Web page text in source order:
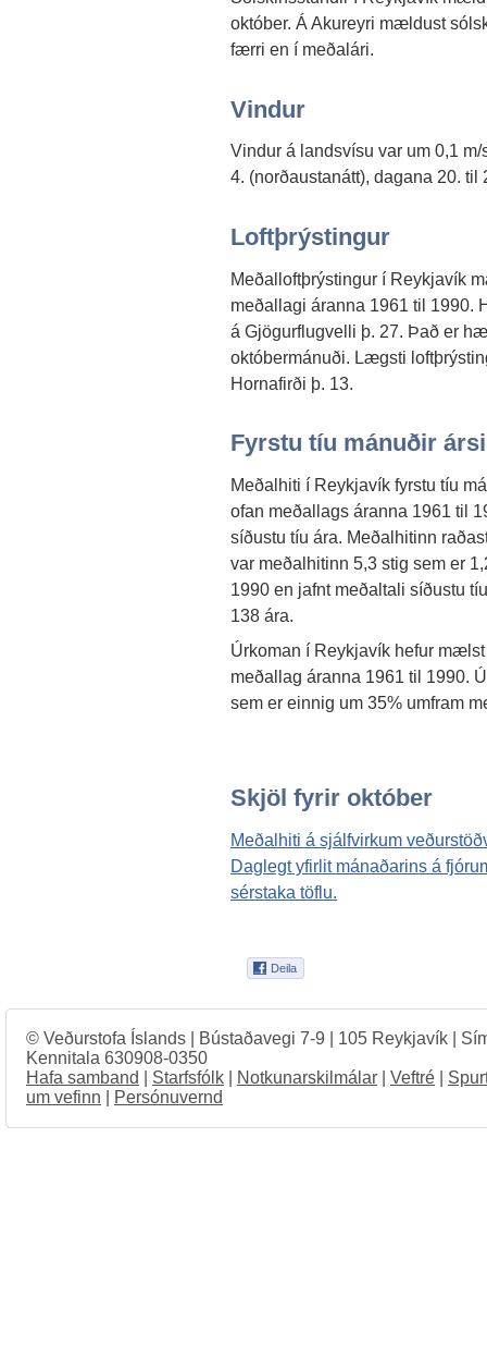
október. Á Akureyri mældust
færri en í meðalári.
Vindur
Vindur á landsvísu var um 0,1
4. (norðaustanátt), dagana 20. til
Loftþrýstingur
Meðalloftþrýstingur í Reykjavík
meðallagi áranna 1961 til
á Gjögurflugvelli þ. 27. Það er
októbermánuði. Lægsti
Hornafirði þ. 13.
Fyrstu tíu mánuðir
Meðalhiti í Reykjavík fyrstu tíu
ofan meðallags áranna 1961 til
síðustu tíu ára. Meðalhitinn
var meðalhitinn 5,3 stig sem er
1990 en jafnt meðaltali síðustu
138 ára.
Úrkoman í Reykjavík hefur
meðallag áranna 1961 til 1990.
sem er einnig um 35% umfram
Skjöl fyrir október
Meðalhiti á sjálfvirkum
Daglegt yfirlit mánaðarins á
sérstaka töflu.
© Veðurstofa Íslands | Bústaðavegi 7-9 | 105 Reykjavík |
Kennitala 630908-0350
Hafa samband
Starfsfólk Notkunarskilmálar Veftré
um vefinn
Persónuvernd